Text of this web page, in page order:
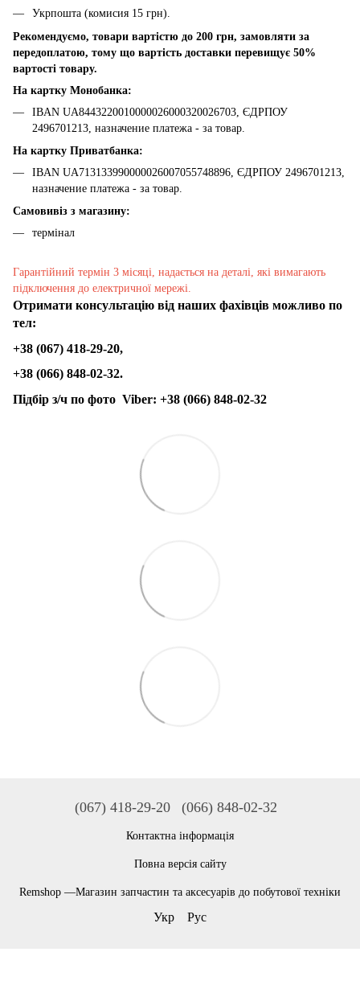
Укрпошта (комисия 15 грн).
Рекомендуємо, товари вартістю до 200 грн, замовляти за
передоплатою, тому що вартість доставки перевищує 50%
вартості товару.
На картку Монобанка:
IBAN UA8443220010000026000320026703, ЄДРПОУ
2496701213, назначение платежа - за товар.
На картку Приватбанка:
IBAN UA713133990000026007055748896, ЄДРПОУ 2496701213,
назначение платежа - за товар.
Самовивіз з магазину:
термінал
Гарантійний термін 3 місяці, надається на деталі, які вимагають
підключення до електричної мережі.
Отримати консультацію від наших фахівців можливо по
тел:
+38 (067) 418-29-20,
+38 (066) 848-02-32.
Підбір з/ч по фото Viber: +38 (066) 848-02-32
(067) 418-29-20 (066) 848-02-32
Контактна інформація
Повна версія сайту
Remshop —Магазин запчастин та аксесуарів до побутової техніки
Укр Рус